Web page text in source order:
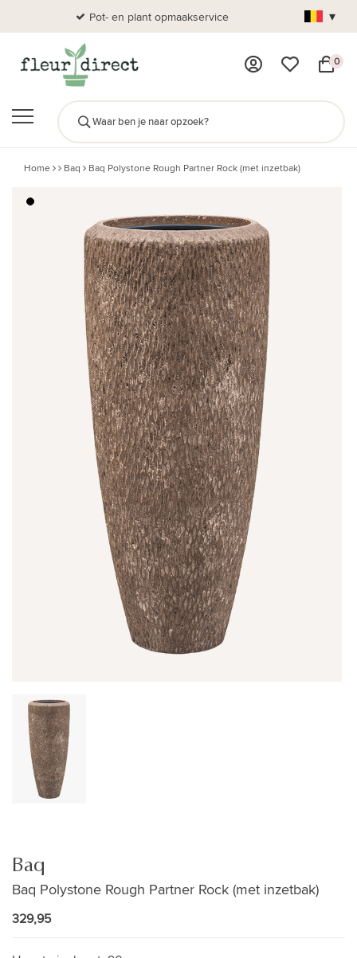
Pot- en plant opmaakservice ▾
0
Home Baq Baq Polystone Rough Partner Rock (met inzetbak)
Baq
Baq Polystone Rough Partner Rock (met inzetbak)
329,95